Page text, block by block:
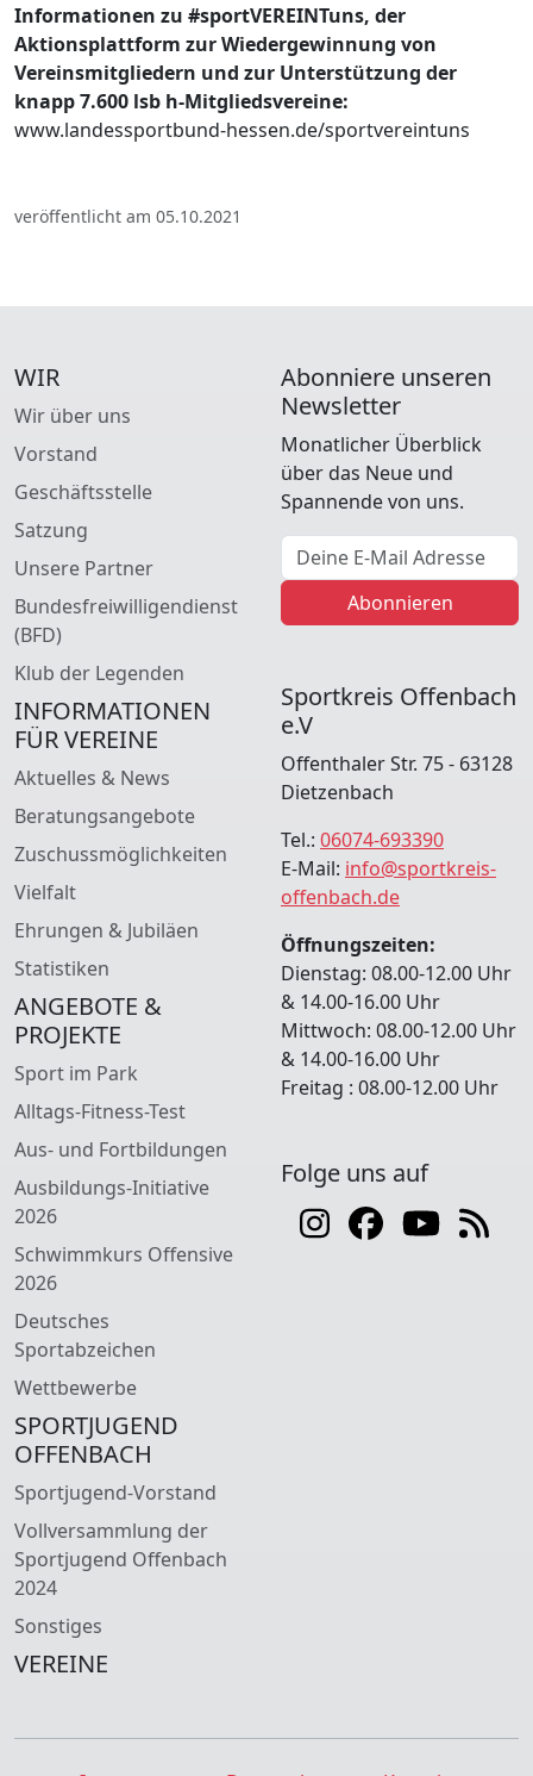
Informationen zu #sportVEREINTuns, der
Aktionsplattform zur Wiedergewinnung von
Vereinsmitgliedern und zur Unterstützung der
knapp 7.600 lsb h-Mitgliedsvereine:
www.landessportbund-hessen.de/sportvereintuns
veröffentlicht am 05.10.2021
WIR
Wir über uns
Vorstand
Geschäftsstelle
Satzung
Unsere Partner
Bundesfreiwilligendienst
(BFD)
Klub der Legenden
INFORMATIONEN
FÜR VEREINE
Aktuelles & News
Beratungsangebote
Zuschussmöglichkeiten
Vielfalt
Ehrungen & Jubiläen
Statistiken
ANGEBOTE &
PROJEKTE
Sport im Park
Alltags-Fitness-Test
Aus- und Fortbildungen
Ausbildungs-Initiative
2026
Schwimmkurs Offensive
2026
Deutsches
Sportabzeichen
Wettbewerbe
SPORTJUGEND
OFFENBACH
Sportjugend-Vorstand
Vollversammlung der
Sportjugend Offenbach
2024
Sonstiges
VEREINE
Abonniere unseren
Newsletter
Monatlicher Überblick
über das Neue und
Spannende von uns.
E-Mail Adresse
Abonnieren
Sportkreis Offenbach
e.V
Offenthaler Str. 75 - 63128
Dietzenbach
Tel.: 06074-693390
E-Mail: info@sportkreis-
offenbach.de
Öffnungszeiten:
Dienstag: 08.00-12.00 Uhr
& 14.00-16.00 Uhr
Mittwoch: 08.00-12.00 Uhr
& 14.00-16.00 Uhr
Freitag : 08.00-12.00 Uhr
Folge uns auf